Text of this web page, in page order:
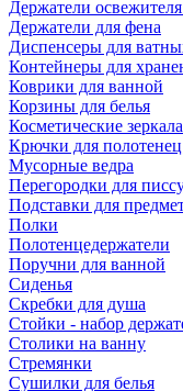
Держатели освежителя
Держатели для фена
Диспенсеры для
Контейнеры для
Коврики для ванной
Корзины для белья
Косметические зеркала
Крючки для
Мусорные ведра
Перегородки для
Подставки для
Полки
Полотенцедержатели
Поручни для ванной
Сиденья
Скребки для душа
Стойки - набор
Столики на ванну
Стремянки
Сушилки для белья